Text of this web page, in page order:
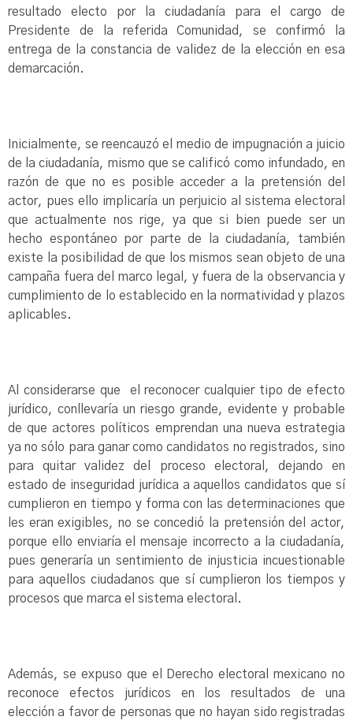
resultado electo por la ciudadanía para el cargo de
Presidente de la referida Comunidad, se confirmó la
entrega de la constancia de validez de la elección en esa
demarcación.
Inicialmente, se reencauzó el medio de impugnación a juicio
de la ciudadanía, mismo que se calificó como infundado, en
razón de que no es posible acceder a la pretensión del
actor, pues ello implicaría un perjuicio al sistema electoral
que actualmente nos rige, ya que si bien puede ser un
hecho espontáneo por parte de la ciudadanía, también
existe la posibilidad de que los mismos sean objeto de una
campaña fuera del marco legal, y fuera de la observancia y
cumplimiento de lo establecido en la normatividad y plazos
aplicables.
Al considerarse que el reconocer cualquier tipo de efecto
jurídico, conllevaría un riesgo grande, evidente y probable
de que actores políticos emprendan una nueva estrategia
ya no sólo para ganar como candidatos no registrados, sino
para quitar validez del proceso electoral, dejando en
estado de inseguridad jurídica a aquellos candidatos que sí
cumplieron en tiempo y forma con las determinaciones que
les eran exigibles, no se concedió la pretensión del actor,
porque ello enviaría el mensaje incorrecto a la ciudadanía,
pues generaría un sentimiento de injusticia incuestionable
para aquellos ciudadanos que sí cumplieron los tiempos y
procesos que marca el sistema electoral.
Además, se expuso que el Derecho electoral mexicano no
reconoce efectos jurídicos en los resultados de una
elección a favor de personas que no hayan sido registradas